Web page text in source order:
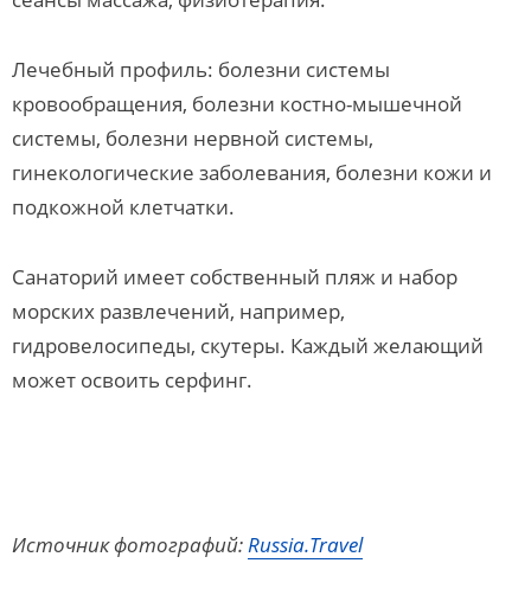
Лечебный профиль: болезни системы
кровообращения, болезни костно-мышечной
системы, болезни нервной системы,
гинекологические заболевания, болезни кожи и
подкожной клетчатки.
Санаторий имеет собственный пляж и набор
морских развлечений, например,
гидровелосипеды, скутеры. Каждый желающий
может освоить серфинг.
Источник фотографий:Russia.Travel